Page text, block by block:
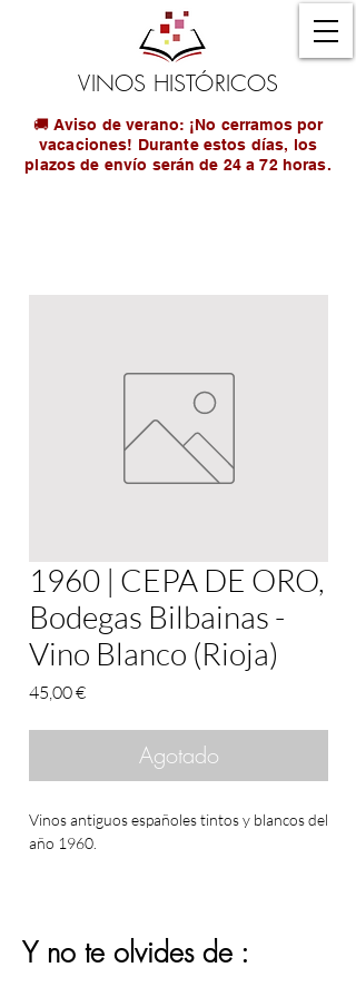
VINOS HISTÓRICOS
🚚 Aviso de verano: ¡No cerramos por
vacaciones! Durante estos días, los
plazos de envío serán de 24 a 72 horas.
1960 | CEPA DE ORO,
Bodegas Bilbainas -
Vino Blanco (Rioja)
45,00 €Precio
Agotado
Vinos antiguos españoles tintos y blancos del
año 1960.
Y no te olvides de :